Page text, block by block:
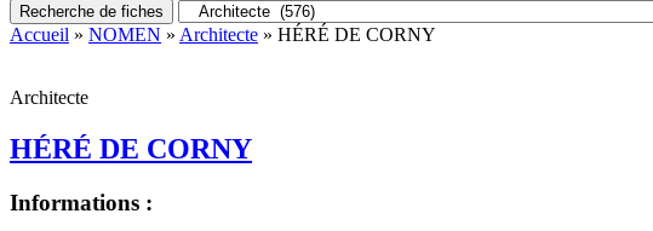
Recherche de fiches
Accueil » NOMEN » Architecte » HÉRÉ DE CORNY
Architecte
HÉRÉ DE CORNY
Informations :